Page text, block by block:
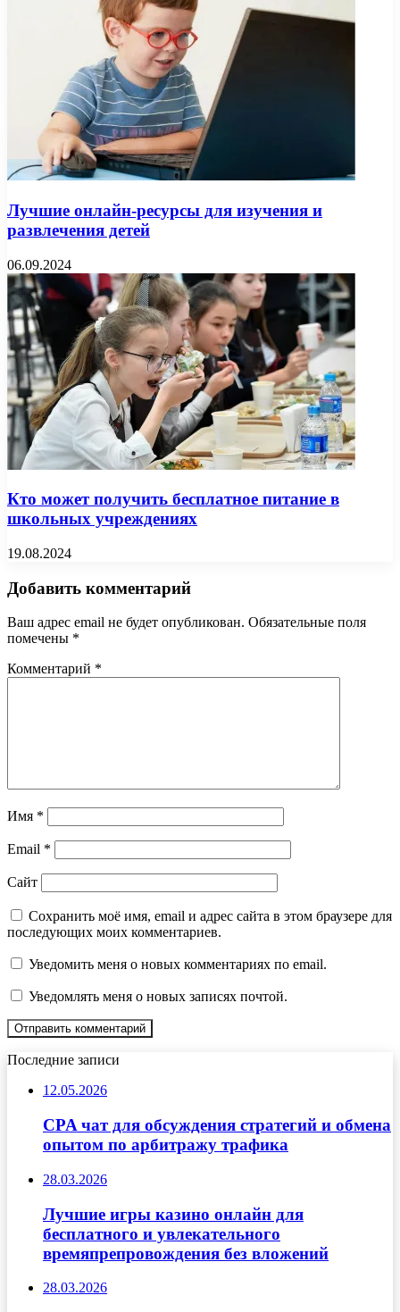
Лучшие онлайн-ресурсы для изучения и
развлечения детей
06.09.2024
Кто может получить бесплатное питание в
школьных учреждениях
19.08.2024
Добавить комментарий
Ваш адрес email не будет опубликован. Обязательные поля
помечены *
Комментарий *
Имя *
Email *
Сайт
Сохранить моё имя, email и адрес сайта в этом браузере для
последующих моих комментариев.
Уведомить меня о новых комментариях по email.
Уведомлять меня о новых записях почтой.
Последние записи
12.05.2026
CPA чат для обсуждения стратегий и обмена
опытом по арбитражу трафика
28.03.2026
Лучшие игры казино онлайн для
бесплатного и увлекательного
времяпрепровождения без вложений
28.03.2026